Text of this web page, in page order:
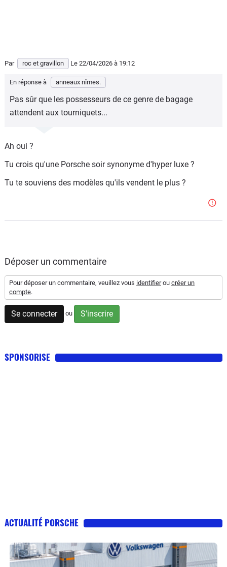
Par roc et gravillon Le 22/04/2026 à 19:12
En réponse à anneaux nîmes.
Pas sûr que les possesseurs de ce genre de bagage
attendent aux tourniquets...
Ah oui ?
Tu crois qu'une Porsche soir synonyme d'hyper luxe ?
Tu te souviens des modèles qu'ils vendent le plus ?
Déposer un commentaire
Pour déposer un commentaire, veuillez vous identifierou créer un
compte.
Se connecter ou S'inscrire
SPONSORISE
ACTUALITÉ PORSCHE